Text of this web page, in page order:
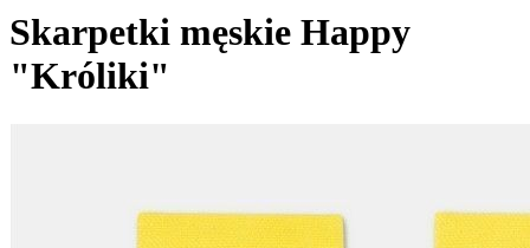
Skarpetki męskie Happy
"Króliki"